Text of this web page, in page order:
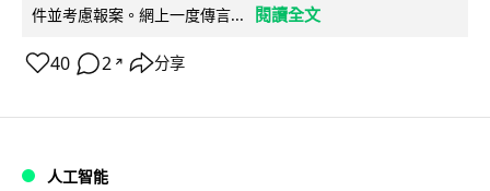
件並考慮報案。網上一度傳言...
閱讀全文
40 2 ↗ 分享
人工智能